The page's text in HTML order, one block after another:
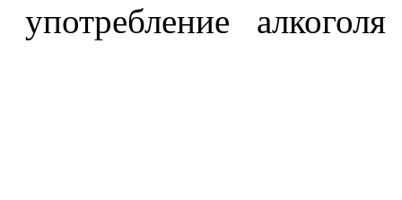
употребление